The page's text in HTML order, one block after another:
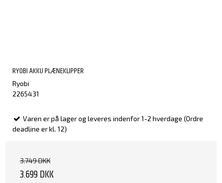
RYOBI AKKU PLÆNEKLIPPER
Ryobi
2265431
Varen er på lager og leveres indenfor 1-2 hverdage (Ordre
deadline er kl. 12)
3.749 DKK
3.699 DKK